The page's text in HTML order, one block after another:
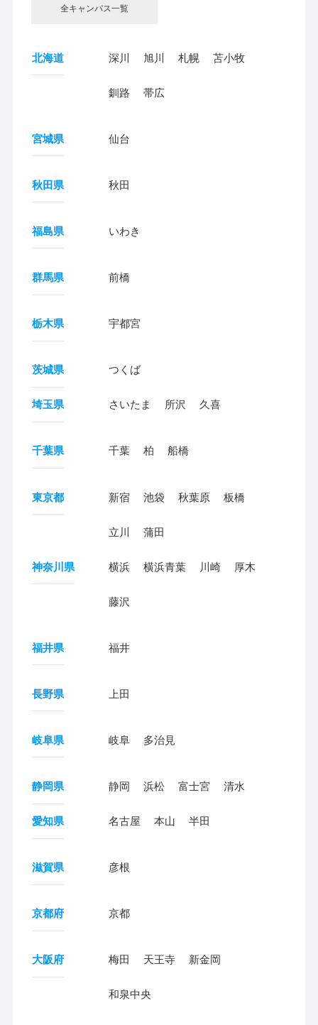
全キャンパス一覧
北海道 深川 旭川 札幌 苫小牧
釧路 帯広
宮城県 仙台
秋田県 秋田
福島県 いわき
群馬県 前橋
栃木県 宇都宮
茨城県 つくば
埼玉県 さいたま 所沢 久喜
千葉県 千葉 柏 船橋
東京都 新宿 池袋 秋葉原 板橋
立川 蒲田
神奈川県 横浜 横浜青葉 川崎 厚木
藤沢
福井県 福井
長野県 上田
岐阜県 岐阜 多治見
静岡県 静岡 浜松 富士宮 清水
愛知県 名古屋 本山 半田
滋賀県 彦根
京都府 京都
大阪府 梅田 天王寺 新金岡
和泉中央